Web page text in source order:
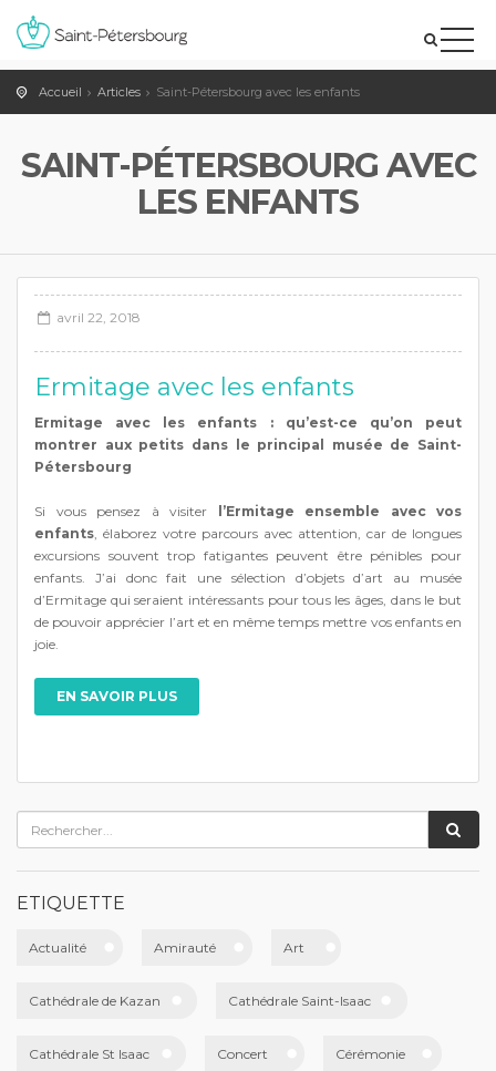
Accueil Articles Saint-Pétersbourg avec les enfants
SAINT-PÉTERSBOURG AVEC
LES ENFANTS
avril 22, 2018
Ermitage avec les enfants
Ermitage avec les enfants : qu’est-ce qu’on peut
montrer aux petits dans le principal musée de Saint-
Pétersbourg
Si vous pensez à visiter
l’Ermitage ensemble avec vos
enfants, élaborez votre parcours avec attention, car de longues
excursions souvent trop fatigantes peuvent être pénibles pour
enfants. J’ai donc fait une sélection d’objets d’art au musée
d’Ermitage qui seraient intéressants pour tous les âges, dans le but
de pouvoir apprécier l’art et en même temps mettre vos enfants en
joie.
EN SAVOIR PLUS
ETIQUETTE
Actualité Amirauté Art
Cathédrale de Kazan Cathédrale Saint-Isaac
Cathédrale St Isaac Concert Cérémonie